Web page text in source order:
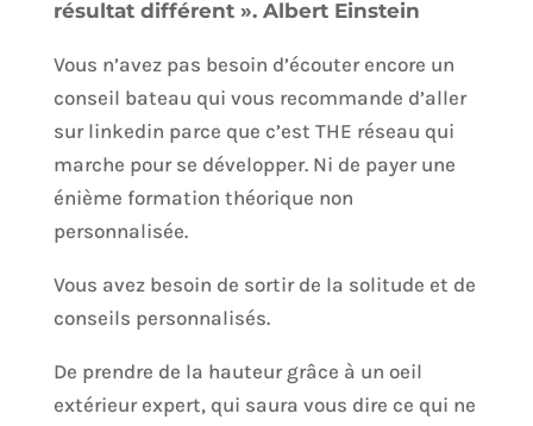
résultat différent ». Albert Einstein
Vous n’avez pas besoin d’écouter encore un
conseil bateau qui vous recommande d’aller
sur linkedin parce que c’est THE réseau qui
marche pour se développer. Ni de payer une
énième formation théorique non
personnalisée.
Vous avez besoin de sortir de la solitude et de
conseils personnalisés.
De prendre de la hauteur grâce à un oeil
extérieur expert, qui saura vous dire ce qui ne